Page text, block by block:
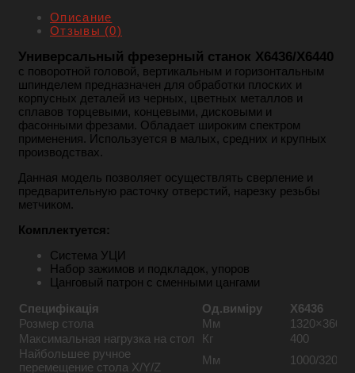
Описание
Отзывы (0)
Универсальный фрезерный станок Х6436/Х6440
с поворотной головой, вертикальным и горизонтальным
шпинделем предназначен для обработки плоских и
корпусных деталей из черных, цветных металлов и
сплавов торцевыми, концевыми, дисковыми и
фасонными фрезами. Обладает широким спектром
применения. Используется в малых, средних и крупных
производствах.
Данная модель позволяет осуществлять сверление и
предварительную расточку отверстий, нарезку резьбы
метчиком.
Комплектуется:
Система УЦИ
Набор зажимов и подкладок, упоров
Цанговый патрон с сменными цангами
Специфікація
Од.виміру
X6436
Розмер стола
Мм
1320×360
Максимальная нагрузка на стол
Кг
400
Найбольшее ручное
перемещение стола X/Y/Z
Мм
1000/320/